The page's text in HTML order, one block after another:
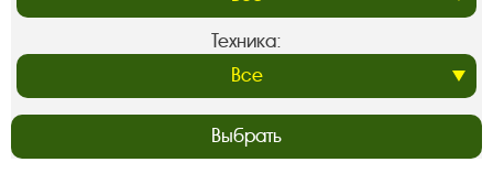
Техника:
Выбрать